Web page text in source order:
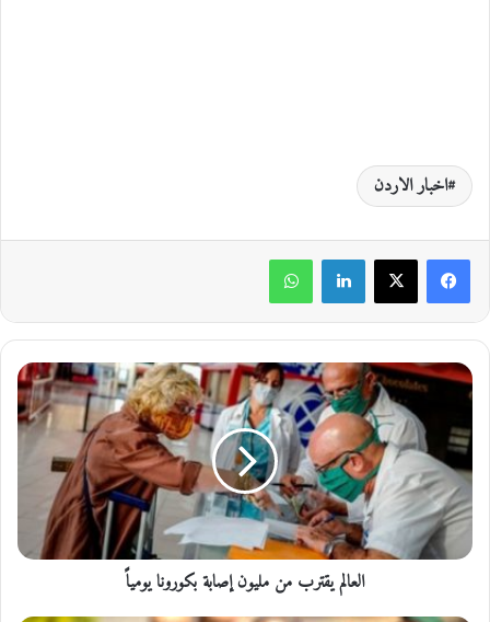
اخبار الاردن
ا
ل
ا
ل
م
ي
ت
العالم يقترب من مليون إصابة بكورونا يومياً